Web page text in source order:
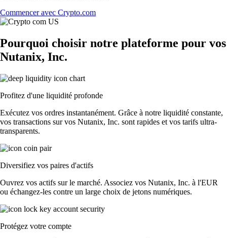
Commencer avec Crypto.com
Pourquoi choisir notre plateforme pour vos
Nutanix, Inc.
Profitez d'une liquidité profonde
Exécutez vos ordres instantanément. Grâce à notre liquidité constante,
vos transactions sur vos Nutanix, Inc. sont rapides et vos tarifs ultra-
transparents.
Diversifiez vos paires d'actifs
Ouvrez vos actifs sur le marché. Associez vos Nutanix, Inc. à l'EUR
ou échangez-les contre un large choix de jetons numériques.
Protégez votre compte